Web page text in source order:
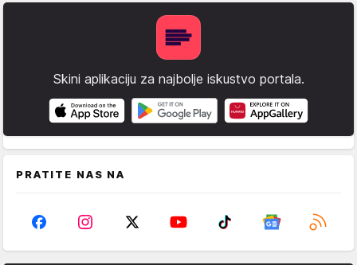
Skini aplikaciju za najbolje iskustvo portala.
PRATITE NAS NA